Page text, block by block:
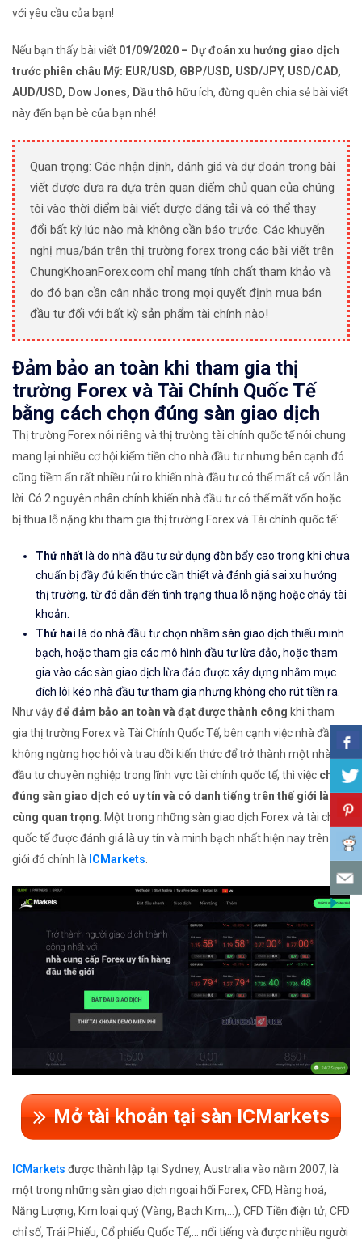
với yêu cầu của bạn!
Nếu bạn thấy bài viết 01/09/2020 – Dự đoán xu hướng giao dịch
trước phiên châu Mỹ: EUR/USD, GBP/USD, USD/JPY, USD/CAD,
AUD/USD, Dow Jones, Dầu thô hữu ích, đừng quên chia sẻ bài viết
này đến bạn bè của bạn nhé!
Quan trọng: Các nhận định, đánh giá và dự đoán trong bài
viết được đưa ra dựa trên quan điểm chủ quan của chúng
tôi vào thời điểm bài viết được đăng tải và có thể thay
đổi bất kỳ lúc nào mà không cần báo trước. Các khuyến
nghị mua/bán trên thị trường forex trong các bài viết trên
ChungKhoanForex.com chỉ mang tính chất tham khảo và
do đó bạn cần cân nhắc trong mọi quyết định mua bán
đầu tư đối với bất kỳ sản phẩm tài chính nào!
Đảm bảo an toàn khi tham gia thị
trường Forex và Tài Chính Quốc Tế
bằng cách chọn đúng sàn giao dịch
Thị trường Forex nói riêng và thị trường tài chính quốc tế nói chung
mang lại nhiều cơ hội kiếm tiền cho nhà đầu tư nhưng bên cạnh đó
cũng tiềm ẩn rất nhiều rủi ro khiến nhà đầu tư có thể mất cả vốn lẫn
lời. Có 2 nguyên nhân chính khiến nhà đầu tư có thể mất vốn hoặc
bị thua lỗ nặng khi tham gia thị trường Forex và Tài chính quốc tế:
Thứ nhất là do nhà đầu tư sử dụng đòn bẩy cao trong khi chưa
chuẩn bị đầy đủ kiến thức cần thiết và đánh giá sai xu hướng
thị trường, từ đó dẫn đến tình trạng thua lỗ nặng hoặc cháy tài
khoản.
Thứ hai là do nhà đầu tư chọn nhầm sàn giao dịch thiếu minh
bạch, hoặc tham gia các mô hình đầu tư lừa đảo, hoặc tham
gia vào các sàn giao dịch lừa đảo được xây dựng nhằm mục
đích lôi kéo nhà đầu tư tham gia nhưng không cho rút tiền ra.
Như vậyđể đảm bảo an toàn và đạt được thành công khi tham
gia thị trường Forex và Tài Chính Quốc Tế, bên cạnh việc nhà đầu tư
không ngừng học hỏi và trau dồi kiến thức để trở thành một nhà
đầu tư chuyên nghiệp trong lĩnh vực tài chính quốc tế, thì việc chọn
đúng sàn giao dịch có uy tín và có danh tiếng trên thế giới là vô
cùng quan trọng . Một trong những sàn giao dịch Forex và tài chính
quốc tế được đánh giá là uy tín và minh bạch nhất hiện nay trên thế
giới đó chính là ICMarkets
Mở tài khoản tại sàn ICMarkets
ICMarkets được thành lập tại Sydney, Australia vào năm 2007, là
một trong những sàn giao dịch ngoại hối Forex, CFD, Hàng hoá,
Năng Lượng, Kim loại quý (Vàng, Bạch Kim,...), CFD Tiền điện tử, CFD
chỉ số, Trái Phiếu, Cổ phiếu Quốc Tế,... nổi tiếng và được nhiều người